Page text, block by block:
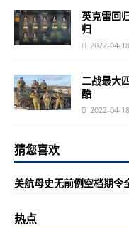
英克雷回
归
2022-04-
二战最大
酷
2022-04-
猜您喜欢
美航母史无前例空档期令
热点